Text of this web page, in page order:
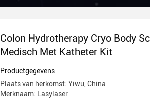
Colon Hydrotherapy Cryo Body
Medisch Met Katheter Kit
Productgegevens
Plaats van herkomst: Yiwu, China
Merknaam: Lasylaser